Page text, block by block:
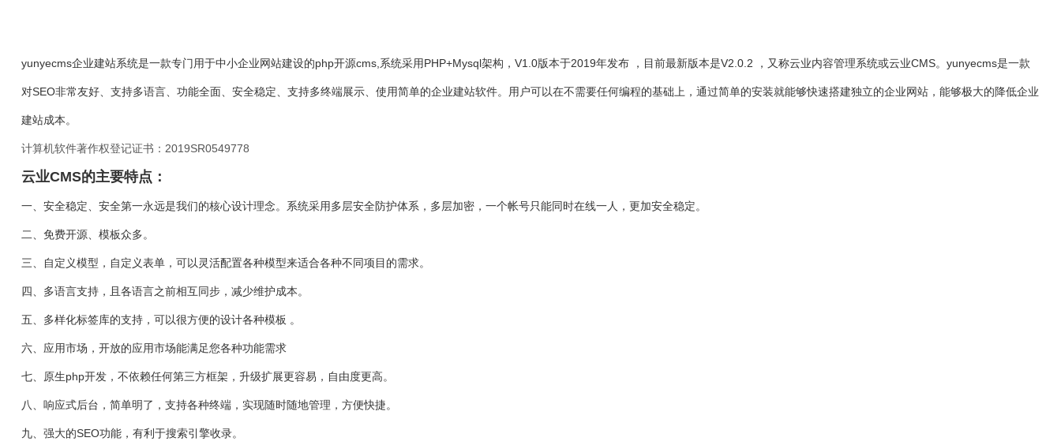
yunyecms企业建站系统是一款专门用于中小企业网站建设的php开源cms,系统采用PHP+Mysql架构，V1.0版本于2019年发布 ，目前最新版本是V2.0.2 ，又称云业内容管理系统或云业CMS。yunyecms是一款
对SEO非常友好、支持多语言、功能全面、安全稳定、支持多终端展示、使用简单的企业建站软件。用户可以在不需要任何编程的基础上，通过简单的安装就能够快速搭建独立的企业网站，能够极大的降低企业
建站成本。
计算机软件著作权登记证书：2019SR0549778
云业CMS的主要特点：
一、安全稳定、安全第一永远是我们的核心设计理念。系统采用多层安全防护体系，多层加密，一个帐号只能同时在线一人，更加安全稳定。
二、免费开源、模板众多。
三、自定义模型，自定义表单，可以灵活配置各种模型来适合各种不同项目的需求。
四、多语言支持，且各语言之前相互同步，减少维护成本。
五、多样化标签库的支持，可以很方便的设计各种模板 。
六、应用市场，开放的应用市场能满足您各种功能需求
七、原生php开发，不依赖任何第三方框架，升级扩展更容易，自由度更高。
八、响应式后台，简单明了，支持各种终端，实现随时随地管理，方便快捷。
九、强大的SEO功能，有利于搜索引擎收录。